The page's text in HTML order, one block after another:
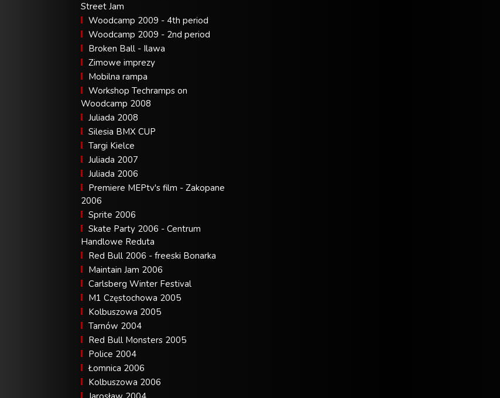
Street Jam
Woodcamp 2009 - 4th period
Woodcamp 2009 - 2nd period
Broken Ball - Ilawa
Zimowe imprezy
Mobilna rampa
Workshop Techramps on
Woodcamp 2008
Juliada 2008
Silesia BMX CUP
Targi Kielce
Juliada 2007
Juliada 2006
Premiere MEPtv's film - Zakopane
2006
Sprite 2006
Skate Party 2006 - Centrum
Handlowe Reduta
Red Bull 2006 - freeski Bonarka
Maintain Jam 2006
Carlsberg Winter Festival
M1 Częstochowa 2005
Kolbuszowa 2005
Tarnów 2004
Red Bull Monsters 2005
Police 2004
Łomnica 2006
Kolbuszowa 2006